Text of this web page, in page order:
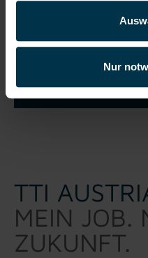
Nur
Job
TTI
MEIN JOB.
ZUKUNFT.